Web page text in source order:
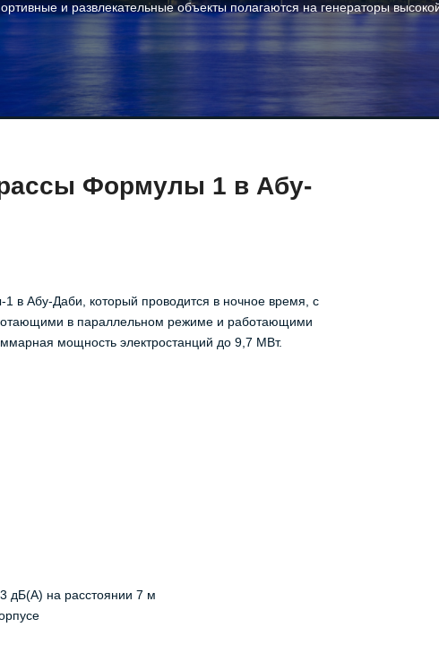
и развлекательные объекты полагаются на генераторы
Формулы 1 в Абу-
в Абу-Даби, который проводится в ночное время, с
в параллельном режиме и работающими
мощность электростанций до 9,7 МВт.
дБ(А) на расстоянии 7 м